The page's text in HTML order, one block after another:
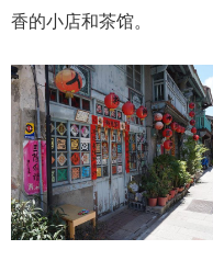
香的小店和茶馆。